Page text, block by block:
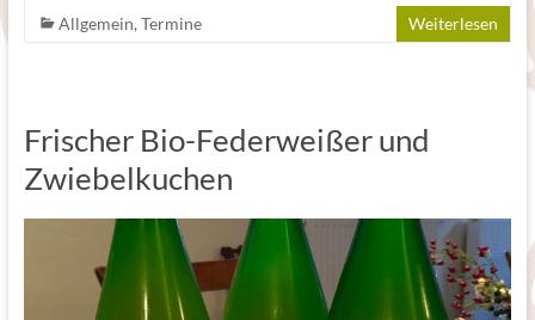
Allgemein,Termine Weiterlesen
Frischer Bio-Federweißer und
Zwiebelkuchen